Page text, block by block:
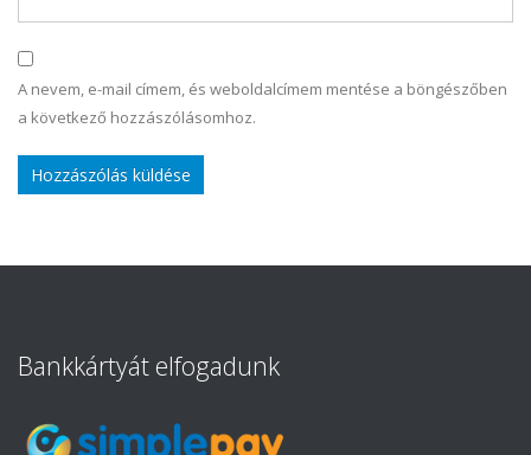
A nevem, e-mail címem, és weboldalcímem mentése a böngészőben
a következő hozzászólásomhoz.
Bankkártyát elfogadunk